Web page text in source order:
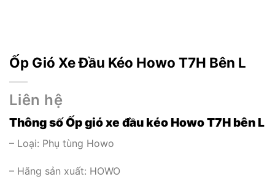
Ốp Gió Xe Đầu Kéo Howo T7H Bên L
Liên hệ
Thông số Ốp gió xe đầu kéo Howo T7H bên L
– Loại: Phụ tùng Howo
– Hãng sản xuất: HOWO